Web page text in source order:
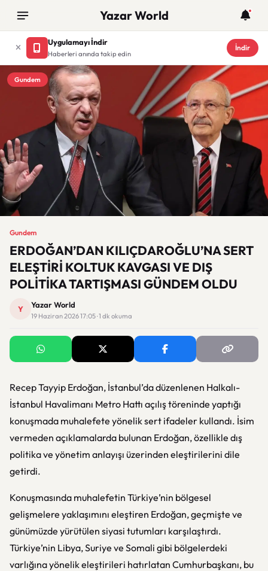
Yazar World
Uygulamayı İndir
Haberleri anında takip edin
İndir
Gundem
Gundem
ERDOĞAN’DAN KILIÇDAROĞLU’NA SERT
ELEŞTİRİ KOLTUK KAVGASI VE DIŞ
POLİTİKA TARTIŞMASI GÜNDEM OLDU
Y Yazar World
19 Haziran 2026 17:05 · 1 dk okuma
Recep Tayyip Erdoğan, İstanbul’da düzenlenen Halkalı-
İstanbul Havalimanı Metro Hattı açılış töreninde yaptığı
konuşmada muhalefete yönelik sert ifadeler kullandı. İsim
vermeden açıklamalarda bulunan Erdoğan, özellikle dış
politika ve yönetim anlayışı üzerinden eleştirilerini dile
getirdi.
Konuşmasında muhalefetin Türkiye’nin bölgesel
gelişmelere yaklaşımını eleştiren Erdoğan, geçmişte ve
günümüzde yürütülen siyasi tutumları karşılaştırdı.
Türkiye’nin Libya, Suriye ve Somali gibi bölgelerdeki
varlığına yönelik eleştirileri hatırlatan Cumhurbaşkanı, bu